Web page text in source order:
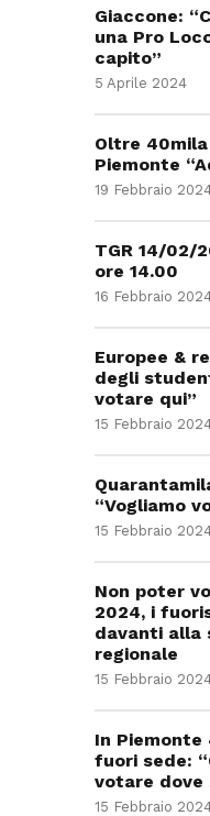
Giaccone:
una Pro
capito”
5 Aprile 2024
Oltre
Piemonte
19 Febbraio
TGR 14/02/
ore 14.00
16 Febbraio
Europee &
degli
votare qui”
15 Febbraio
“Vogliamo
15 Febbraio
Non poter
2024, i
davanti alla
regionale
15 Febbraio
In
fuori sede:
votare dove
15 Febbraio